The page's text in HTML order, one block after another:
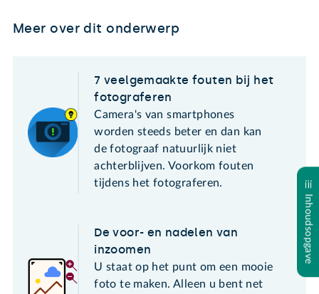
Inhoudsopgave
Meer over dit onderwerp
7 veelgemaakte fouten bij het
fotograferen
Camera's van smartphones
worden steeds beter en dan kan
de fotograaf natuurlijk niet
achterblijven. Voorkom fouten
tijdens het fotograferen.
De voor- en nadelen van
inzoomen
U staat op het punt om een mooie
foto te maken. Alleen u bent net